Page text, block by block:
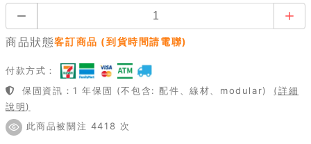
商品狀態客訂商品 (到貨時間請電聯)
付款方式：
保固資訊：1 年保固 (不包含: 配件、線材、modular)
(詳細
說明)
此商品被關注 4418 次